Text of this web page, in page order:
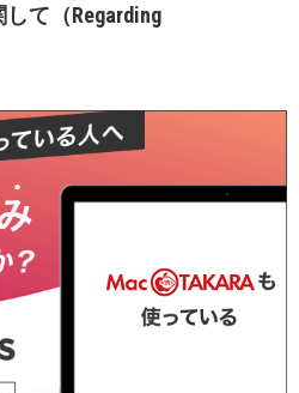
して（Regarding